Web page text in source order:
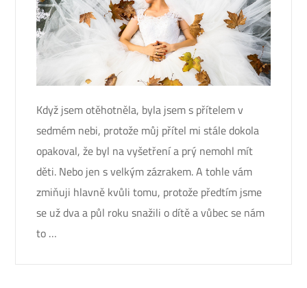
Když jsem otěhotněla, byla jsem s přítelem v
sedmém nebi, protože můj přítel mi stále dokola
opakoval, že byl na vyšetření a prý nemohl mít
děti. Nebo jen s velkým zázrakem. A tohle vám
zmiňuji hlavně kvůli tomu, protože předtím jsme
se už dva a půl roku snažili o dítě a vůbec se nám
to …